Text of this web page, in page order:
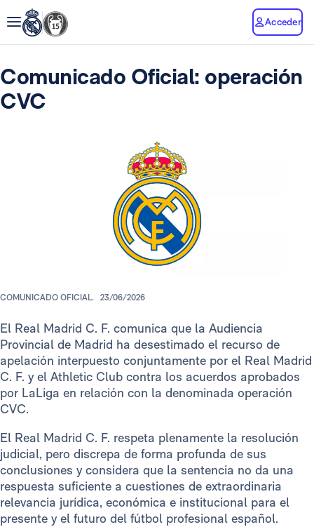
Acceder
Comunicado Oficial: operación
CVC
COMUNICADO OFICIAL. 23/06/2026
El Real Madrid C. F. comunica que la Audiencia
Provincial de Madrid ha desestimado el recurso de
apelación interpuesto conjuntamente por el Real Madrid
C. F. y el Athletic Club contra los acuerdos aprobados
por LaLiga en relación con la denominada operación
CVC.
El Real Madrid C. F. respeta plenamente la resolución
judicial, pero discrepa de forma profunda de sus
conclusiones y considera que la sentencia no da una
respuesta suficiente a cuestiones de extraordinaria
relevancia jurídica, económica e institucional para el
presente y el futuro del fútbol profesional español.